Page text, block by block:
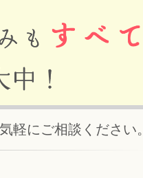
軽にご相談ください。